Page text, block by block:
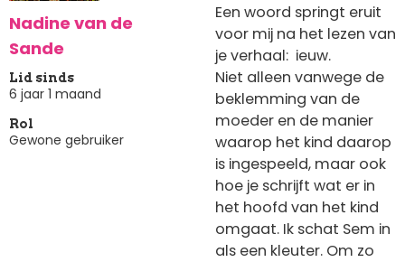
Nadine van de
Sande
Lid sinds
6 jaar 1 maand
Rol
Gewone gebruiker
Een woord springt eruit
voor mij na het lezen van
je verhaal: ieuw.
Niet alleen vanwege de
beklemming van de
moeder en de manier
waarop het kind daarop
is ingespeeld, maar ook
hoe je schrijft wat er in
het hoofd van het kind
omgaat. Ik schat Sem in
als een kleuter. Om zo